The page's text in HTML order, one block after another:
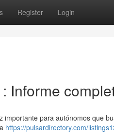
Register Login
Informe
para autónomos que
https://pulsardirectory.com/